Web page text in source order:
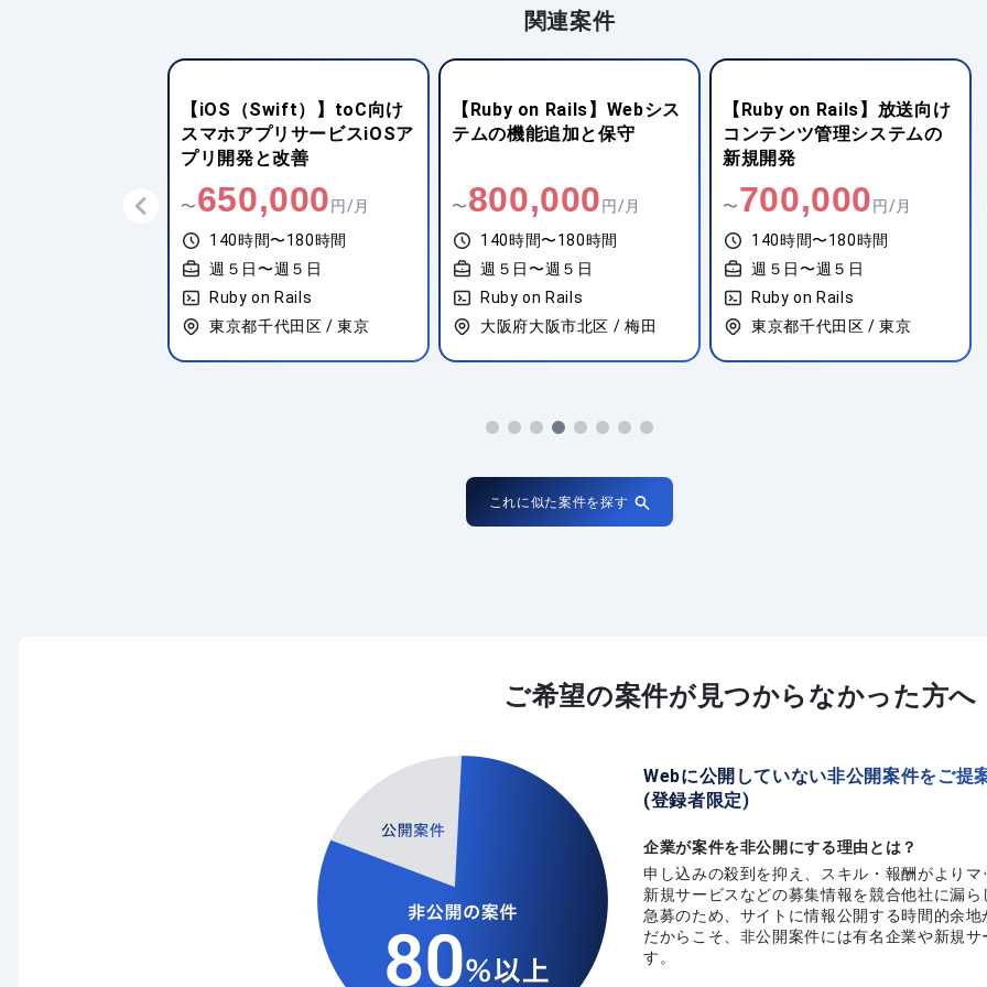
関連案件
【iOS（Swift）】toC向け
スマホアプリサービスiOSア
プリ開発と改善
〜650,000 円/月
140時間〜180時間
週５日〜週５日
Ruby on Rails
東京都千代田区 / 東京
【Ruby on Rails】Webシス
テムの機能追加と保守
〜800,000 円/月
140時間〜180時間
週５日〜週５日
Ruby on Rails
大阪府大阪市北区 / 梅田
【Ruby on Rails】放送向け
コンテンツ管理システムの
新規開発
〜700,000 円/月
140時間〜180時間
週５日〜週５日
Ruby on Rails
東京都千代田区 / 東京
これに似た案件を探す
ご希望の案件が見つからなかった方へ
Webに公開していない非公開案件をご提
(登録者限定)
企業が案件を非公開にする理由とは？
申し込みの殺到を抑え、スキル・報酬がより
新規サービスなどの募集情報を競合他社に漏ら
急募のため、サイトに情報公開する時間的余地
だからこそ、非公開案件には有名企業や新規サ
す。